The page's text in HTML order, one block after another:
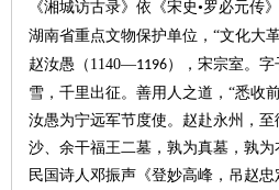
《湘城访古录》依《宋史•罗必元传
湖南省重点文物保护单位，“文化大
赵汝愚（ 1140—1196），宋宗室。
雪，千里出征。善用人之道，“悉收
汝愚为宁远军节度使。赵赴永州，
沙、余干福王二墓，孰为真墓，孰
民国诗人邓振声《登妙高峰，吊赵忠